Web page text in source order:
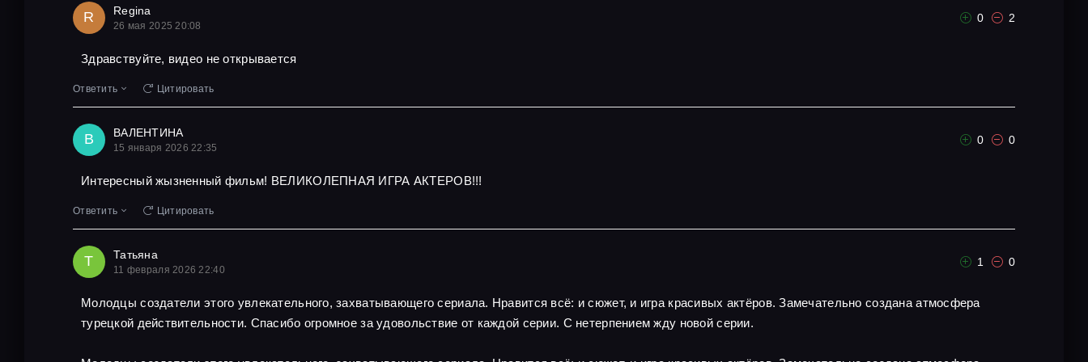
R Regina
26 мая 2025 20:08
0 2
Здравствуйте, видео не открывается
Ответить Цитировать
В ВАЛЕНТИНА
15 января 2026 22:35
0 0
Интересный жызненный фильм! ВЕЛИКОЛЕПНАЯ ИГРА АКТЕРОВ!!!
Ответить Цитировать
Т Татьяна
11 февраля 2026 22:40
1 0
Молодцы создатели этого увлекательного, захватывающего сериала. Нравится всё: и сюжет, и игра красивых актёров. Замечательно создана атмосфера
турецкой действительности. Спасибо огромное за удовольствие от каждой серии. С нетерпением жду новой серии.